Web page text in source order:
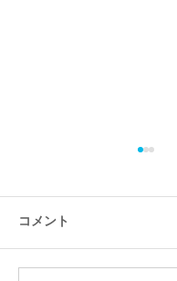
一眼レフカメラ
コメント